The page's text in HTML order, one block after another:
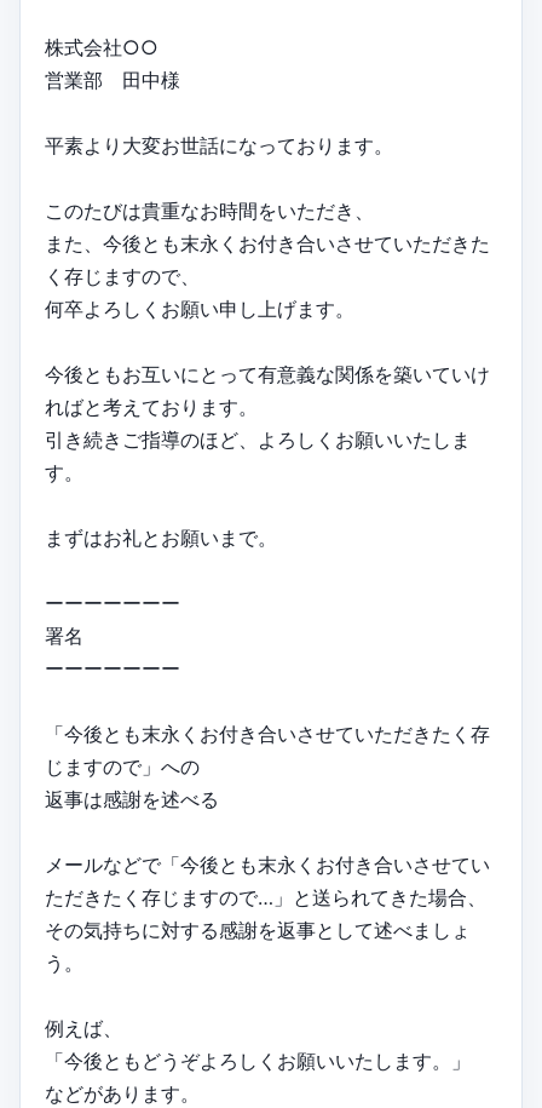
株式会社○○
営業部 田中様
平素より大変お世話になっております。
このたびは貴重なお時間をいただき、
また、今後とも末永くお付き合いさせていただきた
く存じますので、
何卒よろしくお願い申し上げます。
今後ともお互いにとって有意義な関係を築いていけ
ればと考えております。
引き続きご指導のほど、よろしくお願いいたしま
す。
まずはお礼とお願いまで。
ーーーーーーー
署名
ーーーーーーー
「今後とも末永くお付き合いさせていただきたく存
じますので」への
返事は感謝を述べる
メールなどで「今後とも末永くお付き合いさせてい
ただきたく存じますので…」と送られてきた場合、
その気持ちに対する感謝を返事として述べましょ
う。
例えば、
「今後ともどうぞよろしくお願いいたします。」
などがあります。